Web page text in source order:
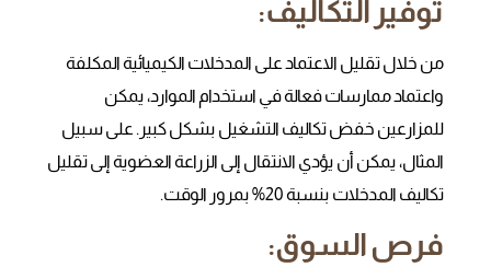
توفير التكاليف:
من خلال تقليل الاعتماد على المدخلات الكيميائية المكلفة
واعتماد ممارسات فعالة في استخدام الموارد، يمكن
للمزارعين خفض تكاليف التشغيل بشكل كبير. على سبيل
المثال، يمكن أن يؤدي الانتقال إلى الزراعة العضوية إلى تقليل
تكاليف المدخلات بنسبة 20% بمرور الوقت.
فرص السوق: